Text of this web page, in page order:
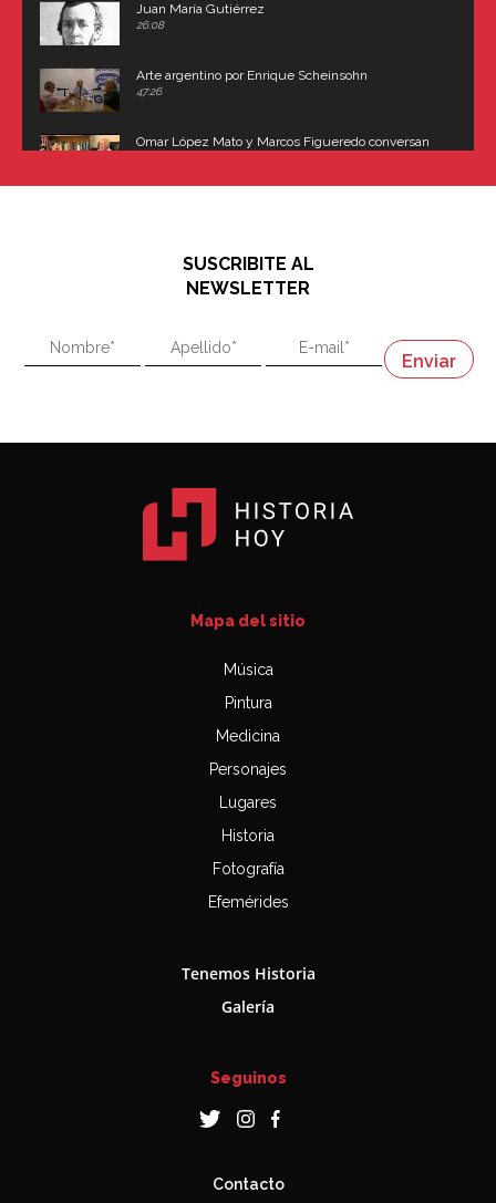
Juan María Gutiérrez
26:08
Arte argentino por Enrique Scheinsohn
47:26
Omar López Mato y Marcos Figueredo conversan
"En política, la estupidez no es una desventaja"
"En política, la estupidez no es una desventaja"
Napoleón
SUSCRIBITE AL
NEWSLETTER
Mapa del sitio
Música
Pintura
Medicina
Personajes
Lugares
Historia
Fotografía
Efemérides
Tenemos Historia
Galería
Seguinos
Contacto